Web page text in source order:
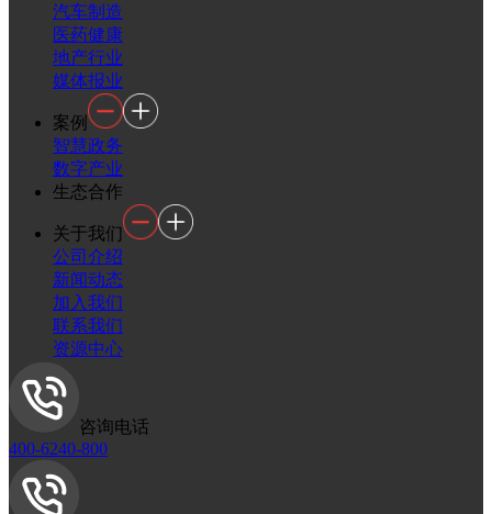
汽车制造
医药健康
地产行业
媒体报业
案例
智慧政务
数字产业
生态合作
关于我们
公司介绍
新闻动态
加入我们
联系我们
资源中心
咨询电话
400-6240-800